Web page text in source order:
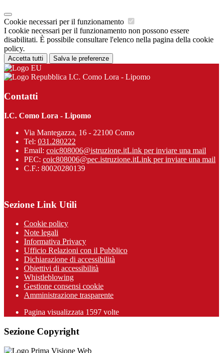
Cookie necessari per il funzionamento
I cookie necessari per il funzionamento non possono essere
disabilitati. È possibile consultare l'elenco nella pagina della cookie
policy.
Accetta tutti Salva le preferenze
I.C. Como Lora - Lipomo
Contatti
I.C. Como Lora - Lipomo
Via Mantegazza, 16 - 22100 Como
Tel: 031.280222
Email: coic808006@istruzione.itLink per inviare una mail
PEC: coic808006@pec.istruzione.itLink per inviare una mail
C.F.: 80020280139
Sezione Link Utili
Cookie policy
Note legali
Informativa Privacy
Ufficio Relazioni con il Pubblico
Dichiarazione di accessibilità
Obiettivi di accessibilità
Whistleblowing
Gestione consensi cookie
Amministrazione trasparente
Pagina visualizzata 1597 volte
Sezione Copyright